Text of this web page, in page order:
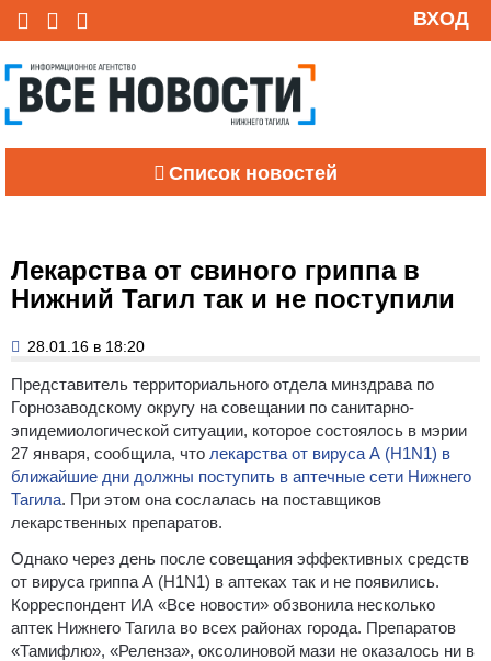
ВХОД
Список новостей
Лекарства от свиного гриппа в
Нижний Тагил так и не поступили
28.01.16 в 18:20
Представитель территориального отдела минздрава по
Горнозаводскому округу на совещании по санитарно-
эпидемиологической ситуации, которое состоялось в мэрии
27 января, сообщила, что лекарства от вируса А (H1N1) в
ближайшие дни должны поступить в аптечные сети Нижнего
Тагила. При этом она сослалась на поставщиков
лекарственных препаратов.
Однако через день после совещания эффективных средств
от вируса гриппа А (H1N1) в аптеках так и не появились.
Корреспондент ИА «Все новости» обзвонила несколько
аптек Нижнего Тагила во всех районах города. Препаратов
«Тамифлю», «Реленза», оксолиновой мази не оказалось ни в